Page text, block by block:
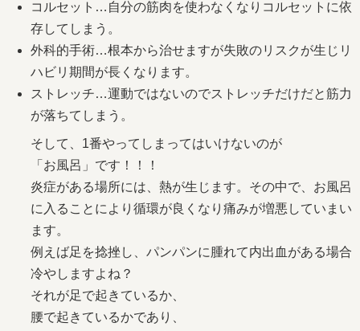
コルセット…自分の筋肉を使わなくなりコルセットに依
存してしまう。
外科的手術…根本から治せますが失敗のリスクが生じリ
ハビリ期間が長くなります。
ストレッチ…運動ではないのでストレッチだけだと筋力
が落ちてしまう。
そして、1番やってしまってはいけないのが
「お風呂」です！！！
炎症がある場所には、熱が生じます。その中で、お風呂
に入ることにより循環が良くなり痛みが増悪していまい
ます。
例えば足を捻挫し、パンパンに腫れて内出血がある場合
冷やしますよね？
それが足で起きているか、
腰で起きているかであり、